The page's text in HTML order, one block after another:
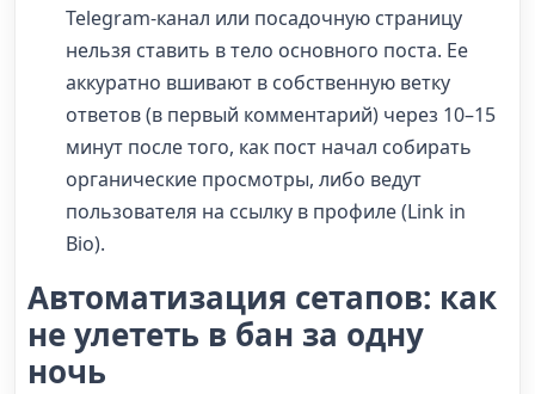
Telegram-канал или посадочную страницу
нельзя ставить в тело основного поста. Ее
аккуратно вшивают в собственную ветку
ответов (в первый комментарий) через 10–15
минут после того, как пост начал собирать
органические просмотры, либо ведут
пользователя на ссылку в профиле (Link in
Bio).
Автоматизация сетапов: как
не улететь в бан за одну
ночь